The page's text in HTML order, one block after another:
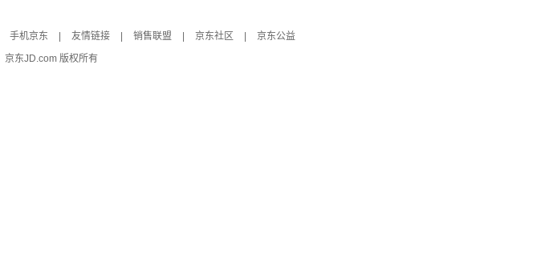
手机京东 友情链接 销售联盟 京东社区
京东公益
京东JD.com 版权所有